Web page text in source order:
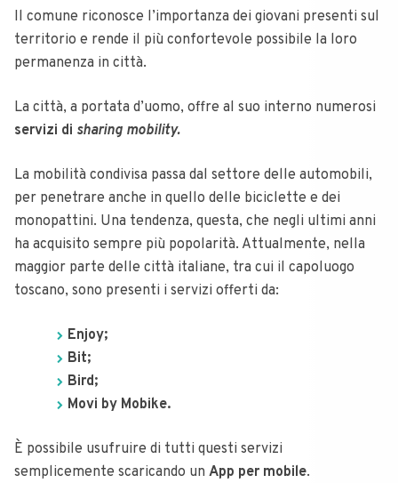
Il comune riconosce l’importanza dei giovani presenti sul
territorio e rende il più confortevole possibile la loro
permanenza in città.
La città, a portata d’uomo, offre al suo interno numerosi
servizi di sharing mobility.
La mobilità condivisa passa dal settore delle automobili,
per penetrare anche in quello delle biciclette e dei
monopattini. Una tendenza, questa, che negli ultimi anni
ha acquisito sempre più popolarità. Attualmente, nella
maggior parte delle città italiane, tra cui il capoluogo
toscano, sono presenti i servizi offerti da:
Enjoy;
Bit;
Bird;
Movi by Mobike.
È possibile usufruire di tutti questi servizi
semplicemente scaricando un App per mobile.